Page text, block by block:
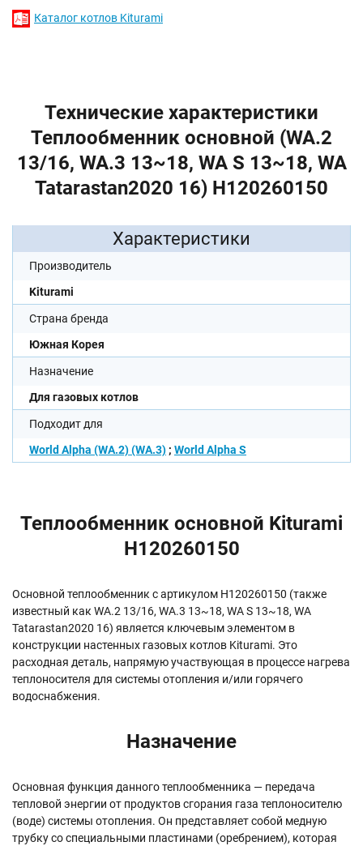
Каталог котлов Kiturami
Технические характеристики
Теплообменник основной (WA.2
13/16, WA.3 13~18, WA S 13~18, WA
Tatarastan2020 16) H120260150
Характеристики
Производитель
Kiturami
Страна бренда
Южная Корея
Назначение
Для газовых котлов
Подходит для
World Alpha (WA.2) (WA.3); World Alpha S
Теплообменник основной Kiturami
H120260150
Основной теплообменник с артикулом H120260150 (также
известный как WA.2 13/16, WA.3 13~18, WA S 13~18, WA
Tatarastan2020 16) является ключевым элементом в
конструкции настенных газовых котлов Kiturami. Это
расходная деталь, напрямую участвующая в процессе нагрева
теплоносителя для системы отопления и/или горячего
водоснабжения.
Назначение
Основная функция данного теплообменника — передача
тепловой энергии от продуктов сгорания газа теплоносителю
(воде) системы отопления. Он представляет собой медную
трубку со специальными пластинами (оребрением), которая